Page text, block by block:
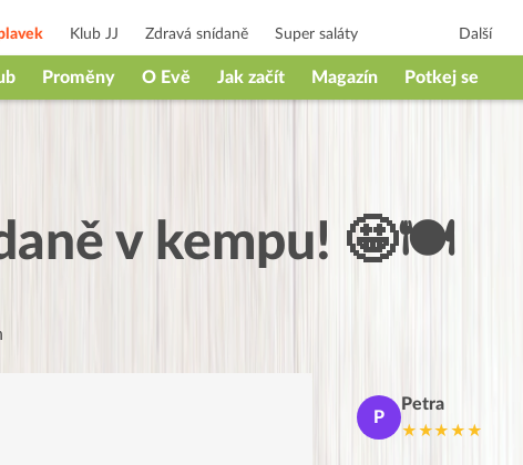
Klub JJ Zdravá snídaně Super saláty Další
Proměny O Evě Jak začít Magazín Potkej se
v kempu! 🤩🍽️
P
Petra
★★★★★